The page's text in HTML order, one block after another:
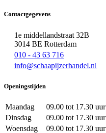
Contactgegevens
1e middellandstraat 32B
3014 BE Rotterdam
010 - 43 63 716
info@schaapijzerhandel.nl
Openingstijden
Maandag
09.00 tot 17.30 uur
Dinsdag
09.00 tot 17.30 uur
Woensdag
09.00 tot 17.30 uur